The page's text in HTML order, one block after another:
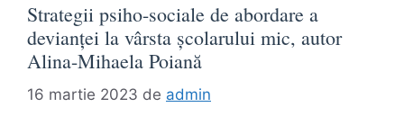
Strategii psiho-sociale de abordare a
devianței la vârsta școlarului mic, autor
Alina-Mihaela Poiană
16 martie 2023 de admin